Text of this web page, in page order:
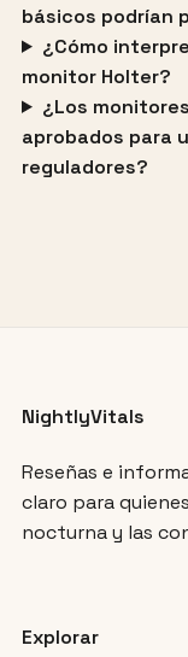
básicos podrían
¿Cómo
monitor Holter?
¿Los
aprobados para
reguladores?
NightlyVitals
Reseñas e
claro para
nocturna y las
Explorar